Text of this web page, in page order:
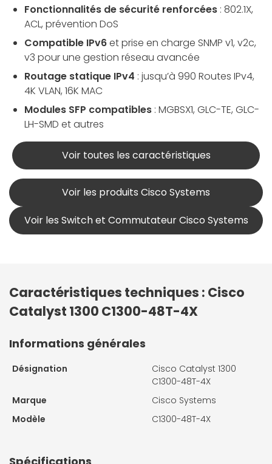
Fonctionnalités de sécurité renforcées : 802.1X,
ACL, prévention DoS
Compatible IPv6et prise en charge SNMP v1, v2c,
v3 pour une gestion réseau avancée
Routage statique IPv4 : jusqu’à 990 Routes IPv4,
4K VLAN, 16K MAC
Modules SFP compatibles : MGBSX1, GLC-TE, GLC-
LH-SMD et autres
Voir toutes les caractéristiques
Voir les produits Cisco Systems
Voir les Switch et Commutateur Cisco Systems
Caractéristiques techniques : Cisco
Catalyst 1300 C1300-48T-4X
Informations générales
Désignation
Cisco Catalyst 1300
C1300-48T-4X
Marque
Cisco Systems
Modèle
C1300-48T-4X